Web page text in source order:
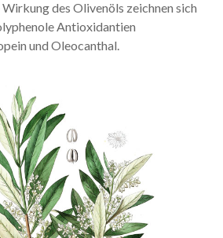
des Olivenöls zeichnen sich
Antioxidantien
und Oleocanthal.